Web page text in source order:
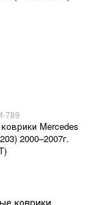
789
Mercedes
2000–2007г.